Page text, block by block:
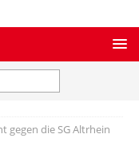
gegen die SG Altrhein